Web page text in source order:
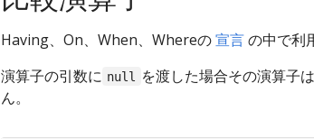
Having、On、When、Whereの宣言の中で利
演算子の引数に null
を渡した場合その演算子
ん。